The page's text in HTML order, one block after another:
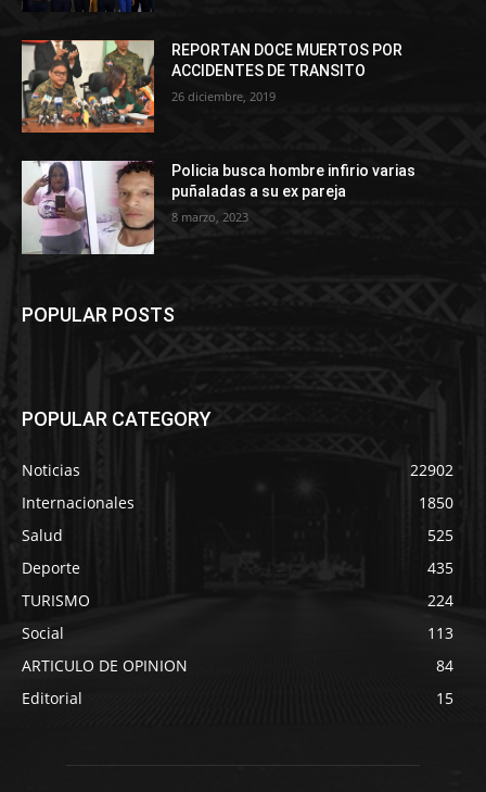
REPORTAN DOCE MUERTOS POR
ACCIDENTES DE TRANSITO
26 diciembre, 2019
Policia busca hombre infirio varias
puñaladas a su ex pareja
8 marzo, 2023
POPULAR POSTS
POPULAR CATEGORY
Noticias
22902
Internacionales
1850
Salud
525
Deporte
435
TURISMO
224
Social
113
ARTICULO DE OPINION
84
Editorial
15